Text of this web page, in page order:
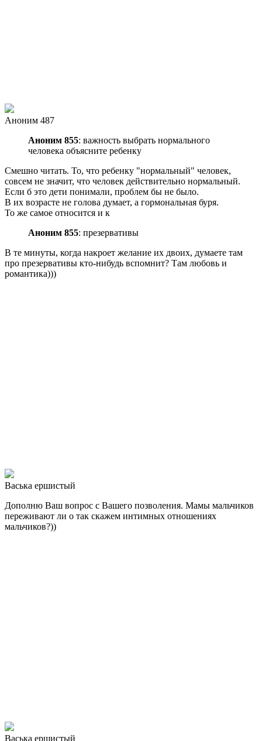
Аноним 487
Аноним 855: важность выбрать нормального
человека объясните ребенку
Смешно читать. То, что ребенку "нормальный" человек,
совсем не значит, что человек действительно нормальный.
Если б это дети понимали, проблем бы не было.
В их возрасте не голова думает, а гормональная буря.
То же самое относится и к
Аноним 855: презервативы
В те минуты, когда накроет желание их двоих, думаете там
про презервативы кто-нибудь вспомнит? Там любовь и
романтика)))
Васька ершистый
Дополню Ваш вопрос с Вашего позволения. Мамы мальчиков
переживают ли о так скажем интимных отношениях
мальчиков?))
Васька ершистый